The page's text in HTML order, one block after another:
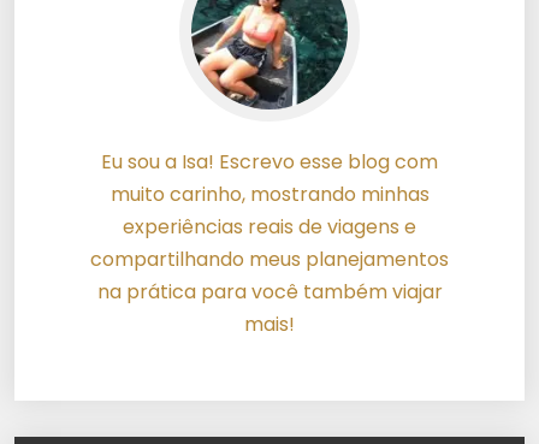
Eu sou a Isa! Escrevo esse blog com
muito carinho, mostrando minhas
experiências reais de viagens e
compartilhando meus planejamentos
na prática para você também viajar
mais!